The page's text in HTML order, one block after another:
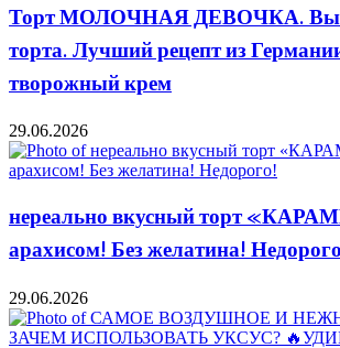
Торт МОЛОЧНАЯ ДЕВОЧКА.
торта. Лучший рецепт из
творожный крем
29.06.2026
нереально вкусный торт
арахисом! Без желатина!
29.06.2026